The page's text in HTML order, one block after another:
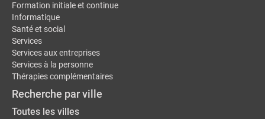
Formation initiale et continue
Informatique
Santé et social
Services
Services aux entreprises
Services à la personne
Thérapies complémentaires
Recherche par ville
Toutes les villes